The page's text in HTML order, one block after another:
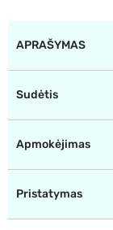
APRAŠYMAS
Sudėtis
Apmokėjimas
Pristatymas